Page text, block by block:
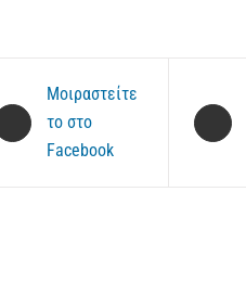
Μοιραστείτε
το στο
Facebook